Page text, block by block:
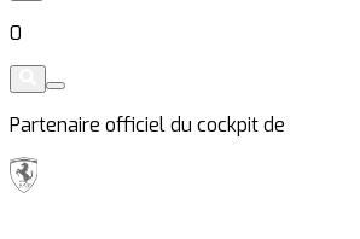
0
Partenaire officiel du cockpit de